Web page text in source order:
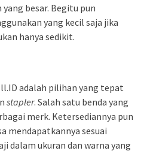
besar. Begitu pun
yang kecil saja jika
hanya sedikit.
adalah pilihan yang tepat
stapler. Salah satu benda yang
merk. Ketersediannya pun
mendapatkannya sesuai
dalam ukuran dan warna yang